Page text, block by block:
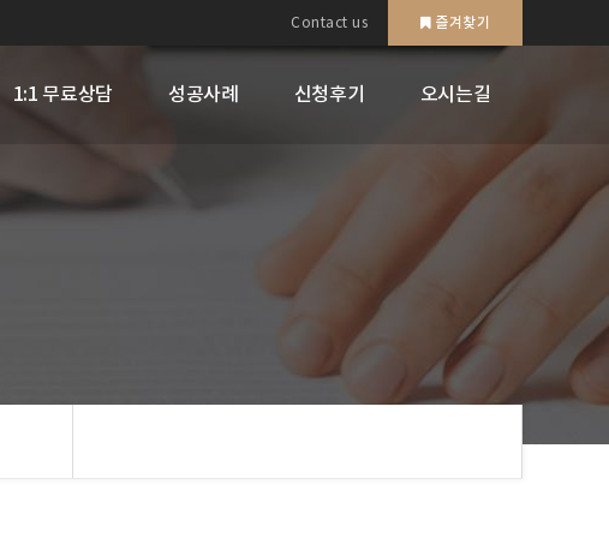
Contact us 즐겨찾기
1:1 무료상담 성공사례 신청후기 오시는길